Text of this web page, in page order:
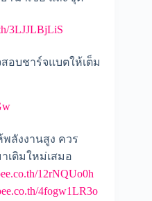
3LJJLBjLiS
อบชาร์จแบตให้เต็ม
ลังงานสูง ควร
เติมใหม่เสมอ
12rNQUo0h
4fogw1LR3o